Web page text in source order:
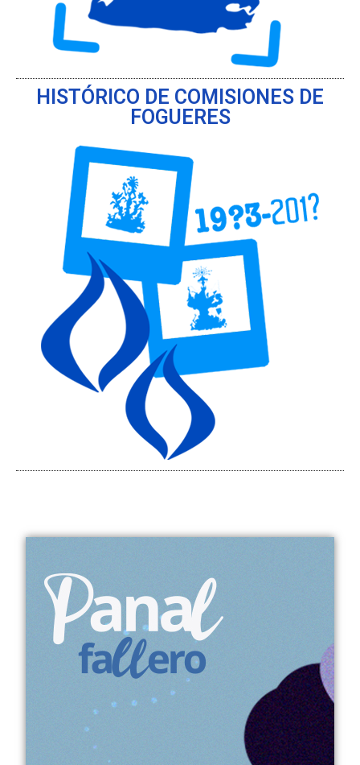
HISTÓRICO DE COMISIONES DE
FOGUERES